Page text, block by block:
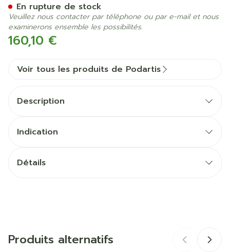
160,10 €
En rupture de stock
Veuillez nous contacter par téléphone ou par e-mail et nous
examinerons ensemble les possibilités.
Voir tous les produits de Podartis
Description
Indication
Détails
Marques Podartis
Produits alternatifs